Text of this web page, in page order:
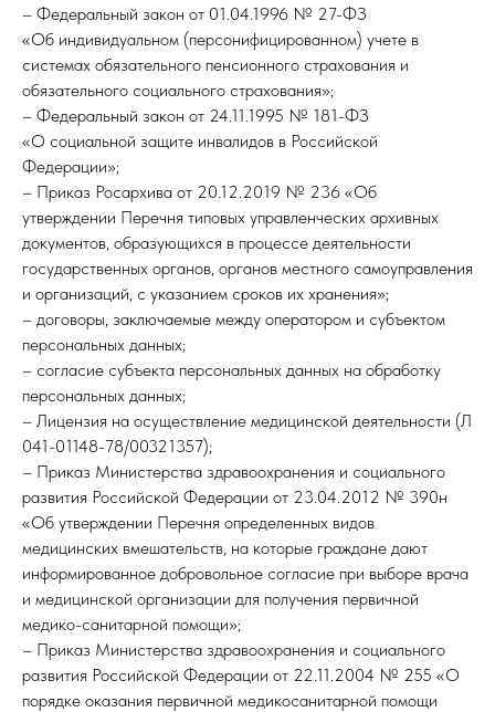
– Федеральный закон от 01.04.1996 № 27-ФЗ
«Об индивидуальном (персонифицированном) учете в
системах обязательного пенсионного страхования и
обязательного социального страхования»;
– Федеральный закон от 24.11.1995 № 181-ФЗ
«О социальной защите инвалидов в Российской
Федерации»;
– Приказ Росархива от 20.12.2019 № 236 «Об
утверждении Перечня типовых управленческих архивных
документов, образующихся в процессе деятельности
государственных органов, органов местного самоуправления
и организаций, с указанием сроков их хранения»;
– договоры, заключаемые между оператором и субъектом
персональных данных;
– согласие субъекта персональных данных на обработку
персональных данных;
– Лицензия на осуществление медицинской деятельности (Л
041-01148-78/00321357);
– Приказ Министерства здравоохранения и социального
развития Российской Федерации от 23.04.2012 № 390н
«Об утверждении Перечня определенных видов
медицинских вмешательств, на которые граждане дают
информированное добровольное согласие при выборе врача
и медицинской организации для получения первичной
медико-санитарной помощи»;
– Приказ Министерства здравоохранения и социального
развития Российской Федерации от 22.11.2004 № 255 «О
порядке оказания первичной медикосанитарной помощи